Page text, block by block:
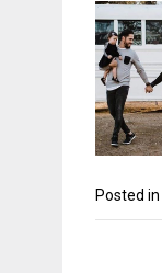
Posted in